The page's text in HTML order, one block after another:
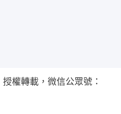
權轉載，微信公眾號：